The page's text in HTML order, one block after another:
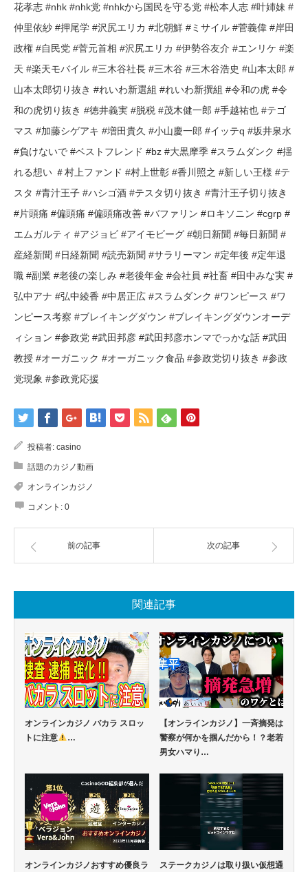
花孝志 #nhk #nhk党 #nhkから国民を守る党 #松本人志 #叶姉妹 #
仲里依紗 #押尾学 #沢尻エリカ #北朝鮮 #ミサイル #菅義偉 #岸田
政権 #自民党 #菅元首相 #沢尻エリカ #伊勢谷友介 #エンリケ #楽
天 #楽天モバイル #三木谷社長 #三木谷 #三木谷浩史 #山本太郎 #
山本太郎切り抜き #れいわ新選組 #れいわ新撰組 #令和の虎 #令
和の虎切り抜き #徳井義実 #脱税 #茂木健一郎 #手越祐也 #テゴ
マス #加藤シゲアキ #増田貴久 #小山慶一郎 #イッテq #坂井泉水
#負けないで #ベストフレンド #bz #大黒摩季 #スラムダンク #揺
れる想い ＃村上ファンド #村上世彰 #香川照之 #新しい王様 #テ
スタ #青汁王子 #ハシゴ酒 #テスタ切り抜き #青汁王子切り抜き
#片頭痛 #偏頭痛 #偏頭痛改善 #バファリン #ロキソニン #cgrp #
エムガルティ #アジョビ #アイモビーグ #朝日新聞 #毎日新聞 #
産経新聞 #日経新聞 #読売新聞 #サラリーマン #定年後 #定年退
職 #副業 #老後の楽しみ #老後年金 #会社員 #社畜 #田中みな実 #
弘中アナ #弘中綾香 #中居正広 #スラムダンク #ワンピース #ワ
ンピース考察 #ブレイキングダウン #ブレイキングダウンオーデ
ィション #参政党 #武田邦彦 #武田邦彦ホンマでっかな話 #武田
教授 #オーガニック #オーガニック食品 #参政党切り抜き #参政
党現象 #参政党応援
投稿者: casino
話題のカジノ動画
オンラインカジノ
コメント: 0
前の記事 次の記事
関連記事
オンラインカジノ バカラ スロッ
トに注意
…
【オンラインカジノ】一斉摘発は
警察が何かを掴んだから！？老若
男女ハマり…
オンラインカジノおすすめ優良ラ
ステークカジノは取り扱い仮想通